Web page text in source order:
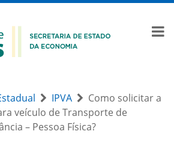
IPVA
Como solicitar a
veículo de Transporte de
– Pessoa Física?